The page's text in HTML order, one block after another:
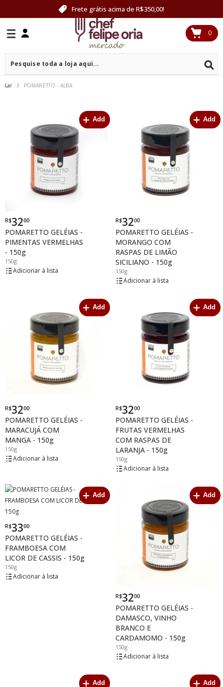
PULAR PARA O CONTEÚDO Frete grátis acima de R$350,00!
0
0
itens
Lar POMARETTO - ALBA
Add
Por
R$3200
POMARETTO GELÉIAS -
PIMENTAS VERMELHAS
- 150g
150g
lista
Add
Por
R$3200
POMARETTO GELÉIAS -
MORANGO COM
RASPAS DE LIMÃO
SICILIANO - 150g
150g
lista
Add
Por
R$3200
POMARETTO GELÉIAS -
MARACUJÁ COM
MANGA - 150g
150g
lista
Add
Por
R$3200
POMARETTO GELÉIAS -
FRUTAS VERMELHAS
COM RASPAS DE
LARANJA - 150g
150g
lista
Add
Por
R$3300
POMARETTO GELÉIAS -
FRAMBOESA COM
LICOR DE CASSIS - 150g
150g
lista
Add
Por
R$3200
POMARETTO GELÉIAS -
DAMASCO, VINHO
BRANCO E
CARDAMOMO - 150g
150g
lista
Add Add